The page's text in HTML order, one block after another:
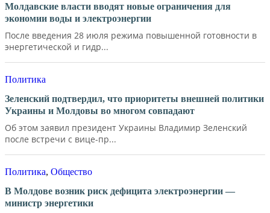
Молдавские власти вводят новые ограничения для
экономии воды и электроэнергии
После введения 28 июля режима повышенной готовности в
энергетической и гидр...
Политика
Зеленский подтвердил, что приоритеты внешней политики
Украины и Молдовы во многом совпадают
Об этом заявил президент Украины Владимир Зеленский
после встречи с вице-пр...
Политика, Общество
В Молдове возник риск дефицита электроэнергии —
министр энергетики